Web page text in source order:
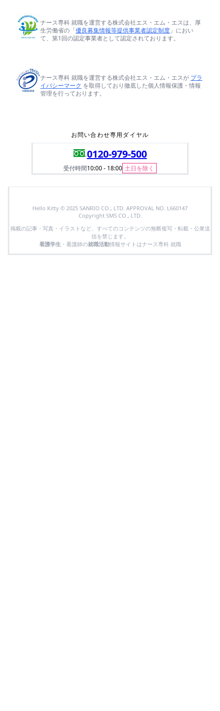
ナース専科 就職を運営する株式会社エス・エム・エスは、厚
生労働省の「優良募集情報等提供事業者認定制度 」におい
て、第1回の認定事業者として認定されております。
ナース専科 就職を運営する株式会社エス・エム・エスが プラ
イバシーマーク を取得しており徹底した個人情報保護・情報
管理を行っております。
お問い合わせ専用ダイヤル
0120-979-500
受付時間10:00 - 18:00 土日を除く
Hello Kitty © 2025 SANRIO CO., LTD. APPROVAL NO. L660147
Copyright SMS CO., LTD.
掲載の記事・写真・イラストなど、すべてのコンテンツの無断複写・転載・公衆送
信を禁じます。
看護学生・看護師の就職活動情報サイトはナース専科 就職